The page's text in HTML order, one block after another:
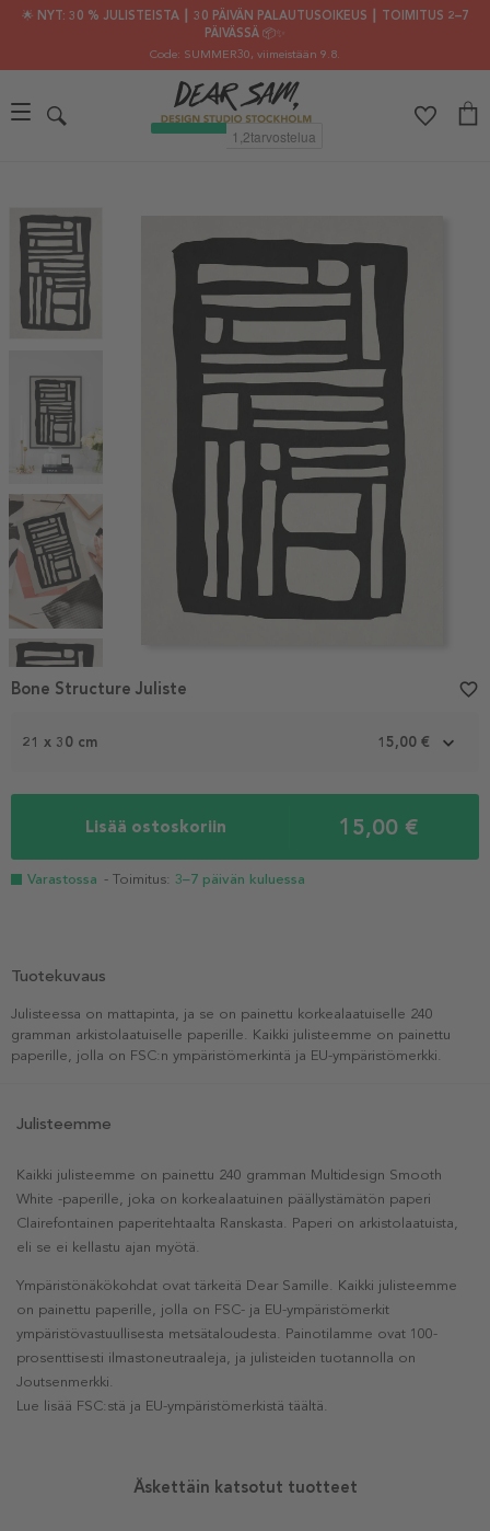
🌟 NYT: 30 % JULISTEISTA ┃ 30 PÄIVÄN PALAUTUSOIKEUS ┃ TOIMITUS 2–7
PÄIVÄSSÄ 📦✨
Code: SUMMER30, viimeistään 9.8.
1
21 x 30 cm 15,00 €
Lisää ostoskoriin 15,00 €
Varastossa - Toimitus: 3–7 päivän kuluessa
Bone Structure Juliste favorite_border
Tuotekuvaus
Julisteessa on mattapinta, ja se on painettu korkealaatuiselle 240
gramman arkistolaatuiselle paperille. Kaikki julisteemme on painettu
paperille, jolla on FSC:n ympäristömerkintä ja EU-ympäristömerkki.
Julisteemme
Kaikki julisteemme on painettu 240 gramman Multidesign Smooth
White -paperille, joka on korkealaatuinen päällystämätön paperi
Clairefontainen paperitehtaalta Ranskasta. Paperi on arkistolaatuista,
eli se ei kellastu ajan myötä.
Ympäristönäkökohdat ovat tärkeitä Dear Samille. Kaikki julisteemme
on painettu paperille, jolla on FSC- ja EU-ympäristömerkit
ympäristövastuullisesta metsätaloudesta. Painotilamme ovat 100-
prosenttisesti ilmastoneutraaleja, ja julisteiden tuotannolla on
Joutsenmerkki.
Lue lisää FSC:stä ja EU-ympäristömerkistä täältä.
Äskettäin katsotut tuotteet